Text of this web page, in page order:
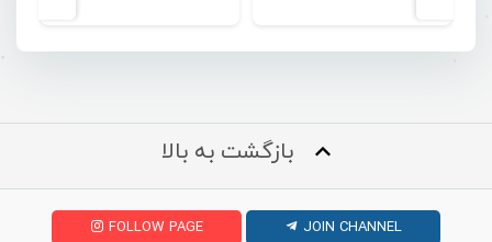
بازگشت به بالا
FOLLOW PAGE JOIN CHANNEL